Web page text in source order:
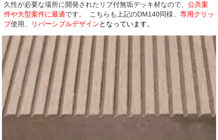
久性が必要な場所に開発されたリブ付無垢デッキ材なので、 公共案
件や大型案件に最適です。 こちらも上記のDM140同様、 専用クリッ
プ使用、 リバーシブルデザインとなっています。